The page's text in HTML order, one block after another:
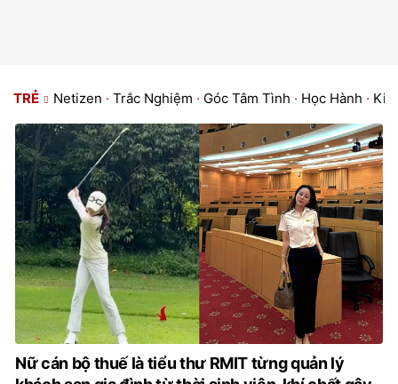
TRẺ Netizen · Trắc Nghiệm · Góc Tâm Tình · Học Hành ·
Nữ cán bộ thuế là tiểu thư RMIT từng quản lý